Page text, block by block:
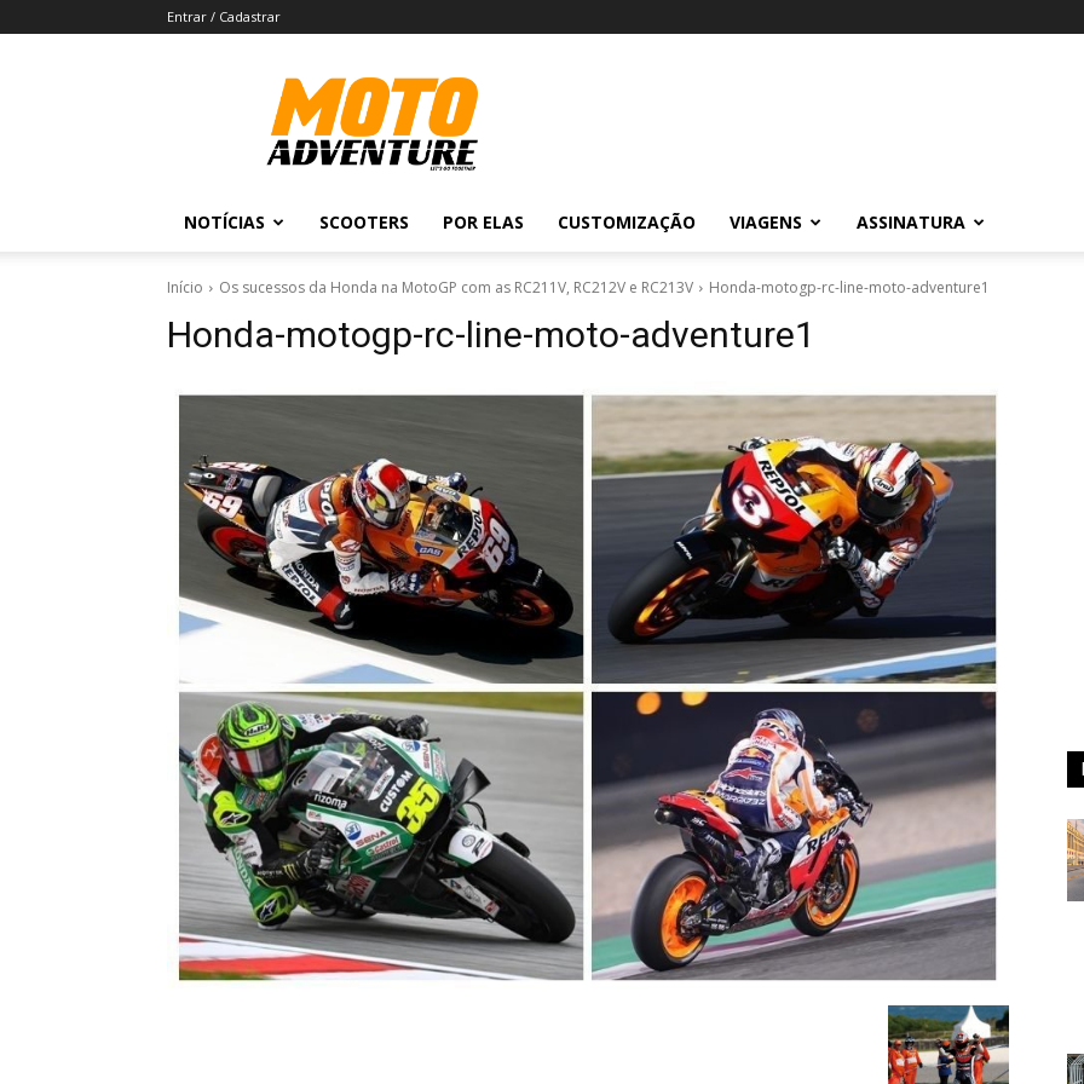
Entrar / Cadastrar
Revista
Moto
Adventure
NOTÍCIAS SCOOTERS POR ELAS CUSTOMIZAÇÃO VIAGENS ASSINATURA
Início Os sucessos da Honda na MotoGP com as RC211V, RC212V e RC213V Honda-motogp-rc-line-moto-adventure1
Honda-motogp-rc-line-moto-adventure1